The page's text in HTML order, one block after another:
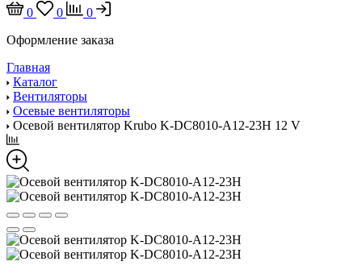
0
0
0
Оформление заказа
Главная
Каталог
Вентиляторы
Осевые вентиляторы
Осевой вентилятор Krubo K-DC8010-A12-23H 12 V